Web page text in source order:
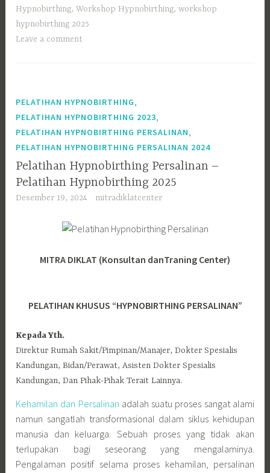
Hypnobirthing,Workshop Hypnobirthing,workshop
hypnobirthing 2025
Leave a comment
PELATIHAN HYPNOBIRTHING
PELATIHAN HYPNOBIRTHING 2023
PELATIHAN HYPNOBIRTHING PERSALINAN
PELATIHAN HYPNOBIRTHING PERSALINAN 2024
Pelatihan Hypnobirthing Persalinan –
Pelatihan Hypnobirthing 2025
Desember 19, 2024 mitradiklatcenter
MITRA DIKLAT (Konsultan danTraning Center)
PELATIHAN KHUSUS “HYPNOBIRTHING PERSALINAN”
Kepada Yth.
Direktur Rumah Sakit/Pimpinan/Manajer, Dokter Spesialis
Kandungan, Bidan/Perawat, Asisten Dokter Spesialis
Kandungan, Dan Pihak-Pihak Terait Lainnya.
Kehamilan dan Persalinan adalah suatu proses sangat alami
namun sangatlah transformasional dalam siklus kehidupan
manusia dan keluarga. Sebuah proses yang tidak akan
terlupakan bagi seseorang yang mengalaminya.
Pengalaman positif selama proses kehamilan, persalinan